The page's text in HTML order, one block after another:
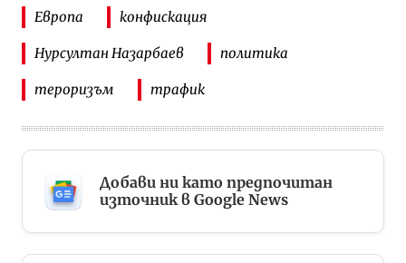
Европа конфискация
Нурсултан Назарбаев политика
тероризъм трафик
Добави ни като предпочитан
източник в Google News